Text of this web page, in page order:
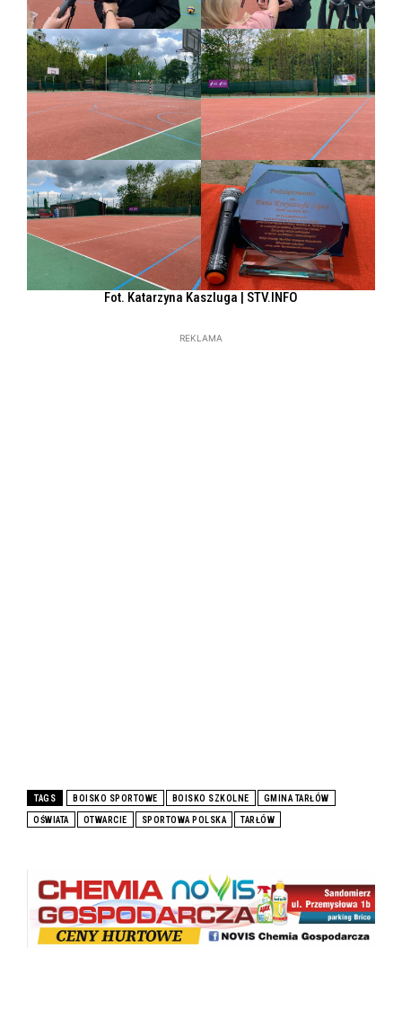
Fot. Katarzyna Kaszluga | STV.INFO
REKLAMA
TAGS BOISKO SPORTOWE BOISKO SZKOLNE GMINA TARŁÓW
OŚWIATA OTWARCIE SPORTOWA POLSKA TARŁÓW